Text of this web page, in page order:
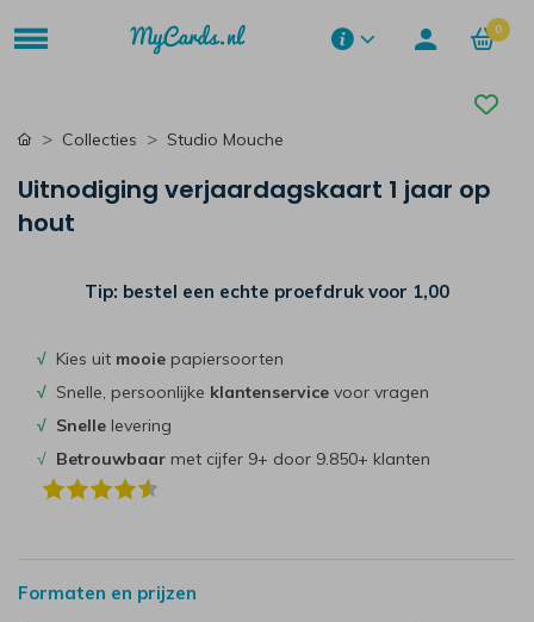
0
Collecties Studio Mouche
Uitnodiging verjaardagskaart 1 jaar op
hout
Tip: bestel een echte proefdruk voor 1,00
√ Kies uit mooie papiersoorten
√ Snelle, persoonlijke klantenservice voor vragen
√ Snelle levering
√ Betrouwbaar met cijfer 9+ door 9.850+ klanten
Formaten en prijzen